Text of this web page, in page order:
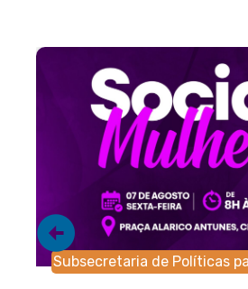
Subsecretaria de Políticas